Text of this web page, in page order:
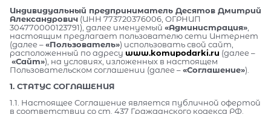
Индивидуальный предприниматель Десятов Дмитрий
Александрович (ИНН 773720376006, ОГРНИП
304770000123791), далее именуемый «Администрация»
настоящим предлагает пользователю сети Интернет
(далее –«Пользователь») использовать свой сайт,
расположенный по адресу www.komupodarki.ru (далее –
«Сайт»), на условиях, изложенных в настоящем
Пользовательском соглашении (далее –«Соглашение»).
1. СТАТУС СОГЛАШЕНИЯ
1.1. Настоящее Соглашение является публичной офертой
в соответствии со ст. 437 Гражданского кодекса РФ.